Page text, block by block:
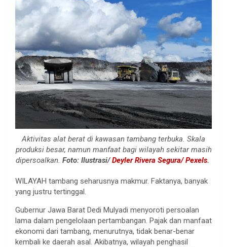
Aktivitas alat berat di kawasan tambang terbuka. Skala
produksi besar, namun manfaat bagi wilayah sekitar masih
dipersoalkan. Foto: Ilustrasi/Deyler Rivera Segura/ Pexels.
WILAYAH tambang seharusnya makmur. Faktanya, banyak
yang justru tertinggal.
Gubernur Jawa Barat Dedi Mulyadi menyoroti persoalan
lama dalam pengelolaan pertambangan. Pajak dan manfaat
ekonomi dari tambang, menurutnya, tidak benar-benar
kembali ke daerah asal. Akibatnya, wilayah penghasil